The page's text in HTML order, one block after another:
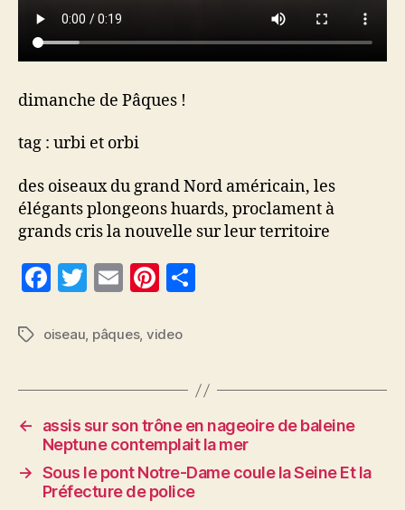
dimanche de Pâques !
tag : urbi et orbi
des oiseaux du grand Nord américain, les
élégants plongeons huards, proclament à
grands cris la nouvelle sur leur territoire
F
c
b
o
o
k
T
itt
E
ai
Pi
er
t
g
er
Étiquettes
oiseau, pâques, video
←
assis sur son trône en nageoire de baleine
Neptune contemplait la mer
→ Sous le pont Notre-Dame coule la Seine Et la
Préfecture de police